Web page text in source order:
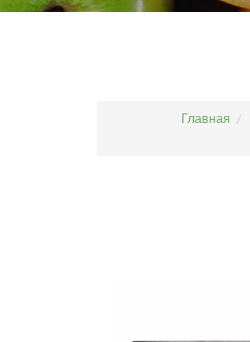
Главная